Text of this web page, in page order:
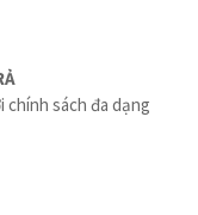
chính sách đa dạng